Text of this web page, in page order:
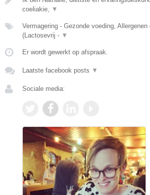
coeliakie,
▼
Vermagering - Gezonde voeding, Allergenen
(Lactosevrij - ▼
Er wordt gewerkt op afspraak.
Laatste facebook posts ▼
Sociale media: